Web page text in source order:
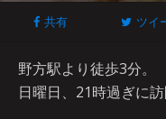
共有 ツイ
野方駅より徒歩3分。
日曜日、21時過ぎに